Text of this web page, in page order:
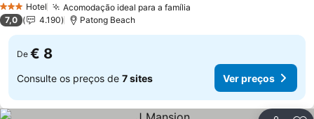
3 EstrelasHotel Acomodação ideal para a família
7,0 4.190 Patong Beach
De € 8
Consulte os preços de 7 sites Ver preços